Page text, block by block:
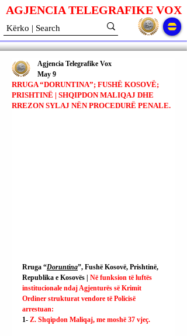
AGJENCIA TELEGRAFIKE VOX
RRUGA “DORUNTINA”; FUSHË KOSOVË;
PRISHTINË | SHQIPDON MALIQAJ DHE
RREZON SYLAJ NËN PROCEDURË PENALE.
Agjencia Telegrafike Vox
May 9
Rruga “Doruntina”, Fushë Kosovë, Prishtinë,
Republika e Kosovës | Në funksion të luftës
institucionale ndaj Agjenturës së Krimit
Ordiner strukturat vendore të Policisë
arrestuan:
1- Z. Shqipdon Maliqaj, me moshë 37 vjeç.